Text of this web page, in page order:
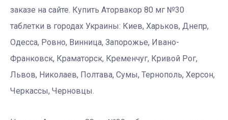
заказе на сайте. Купить Аторвакор 80 мг №30
таблетки в городах Украины: Киев, Харьков, Днепр,
Одесса, Ровно, Винница, Запорожье, Ивано-
Франковск, Краматорск, Кременчуг, Кривой Рог,
Львов, Николаев, Полтава, Сумы, Тернополь, Херсон,
Черкассы, Черновцы.